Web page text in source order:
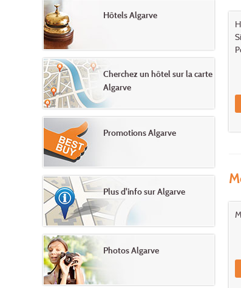
Hôtels Algarve
Cherchez un hôtel sur la carte
Algarve
Promotions Algarve
Plus d'info sur Algarve
Photos Algarve